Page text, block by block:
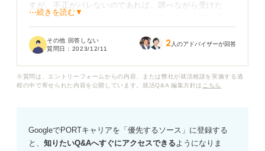
すが、不正がバレないのであれば、調べながら受けた
り、友達と協力したりしたいのが本音です。企業は受検
をしているとわかるのですか？
っぱり内定は取り消しになったりするのでしょうか。バ
⋯続きを読む▼
その他 回答しない
質問日： 2023/12/11 2 人のアドバイザーが回答
※質問は、エントリーフォームからの内容、または弊社が就活相談を実施する過
程の中で寄せられた内容を公開しています。就活Q&A 編集方針は こちら
GoogleでPORTキャリアを「優先するソース」に登録する
と、 知りたいQ&Aへすぐにアクセスできるようになりま